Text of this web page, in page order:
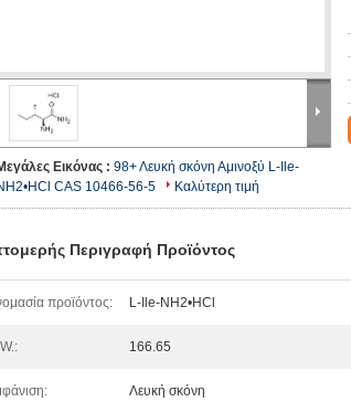
Εικόνας : 98+ Λευκή σκόνη Αμινοξύ L-Ile-
CAS 10466-56-5
Καλύτερη τιμή
Περιγραφή Προϊόντος
προϊόντος: L-Ile-NH2•HCl
166.65
Λευκή σκόνη